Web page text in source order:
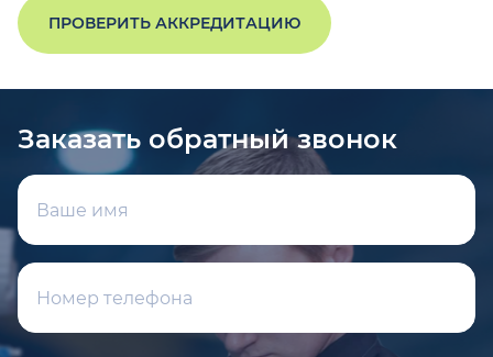
ПРОВЕРИТЬ АККРЕДИТАЦИЮ
Заказать обратный звонок